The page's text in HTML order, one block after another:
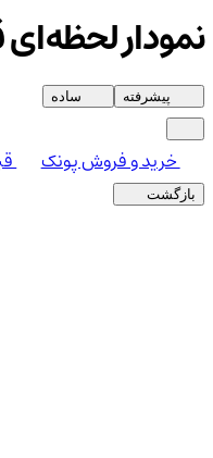
نمودار
پیشرفته ساده
خرید و فروش پونک
بازگشت